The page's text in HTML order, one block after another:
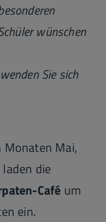
wünschen
Sie sich
Monaten Mai,
die
Café um
ein.